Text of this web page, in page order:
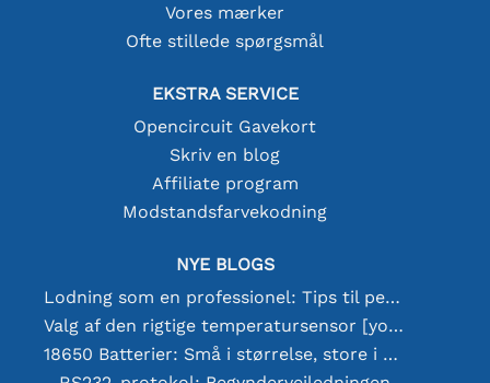
Vores mærker
Ofte stillede spørgsmål
EKSTRA SERVICE
Opencircuit Gavekort
Skriv en blog
Affiliate program
Modstandsfarvekodning
NYE BLOGS
Lodning som en professionel: Tips til perfekte elektroniske forbindelser
Valg af den rigtige temperatursensor [youtube]
18650 Batterier: Små i størrelse, store i ydeevne